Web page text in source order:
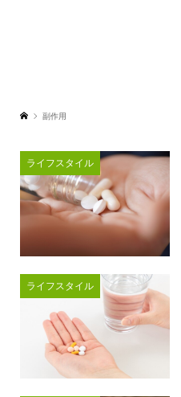
副作用
ライフスタイル
ライフスタイル